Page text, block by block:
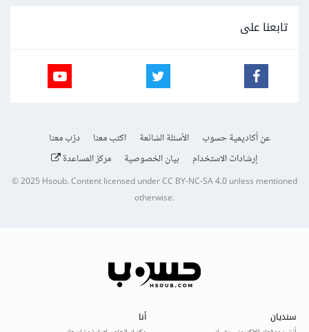
تابعنا على
عن أكاديمية حسوب الأسئلة الشائعة اكتب معنا
درّب معنا
إرشادات الاستخدام
بيان الخصوصية مركز المساعدة
© 2025Hsoub.Content licensed underCC BY-NC-SA 4.0unless mentioned
otherwise.